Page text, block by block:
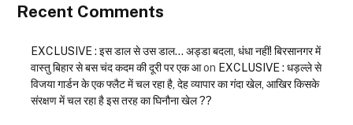
Recent Comments
EXCLUSIVE : इस डाल से उस डाल… अड्डा बदला, धंधा नहीं! बिरसानगर में
वास्तु बिहार से बस चंद कदम की दूरी पर एक आon EXCLUSIVE : धड़ल्ले से
विजया गार्डन के एक फ्लैट में चल रहा है, देह व्यापार का गंदा खेल, आखिर किसके
संरक्षण में चल रहा है इस तरह का घिनौना खेल ??